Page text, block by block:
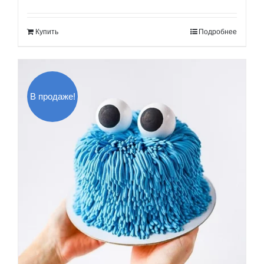
Купить Подробнее
В продаже!